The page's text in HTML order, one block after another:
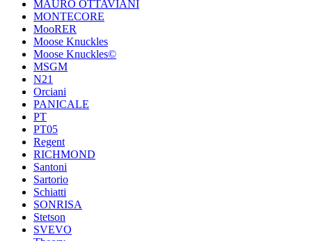
MAURO OTTAVIANI
MONTECORE
MooRER
Moose Knuckles
Moose Knuckles©️
MSGM
N21
Orciani
PANICALE
PT
PT05
Regent
RICHMOND
Santoni
Sartorio
Schiatti
SONRISA
Stetson
SVEVO